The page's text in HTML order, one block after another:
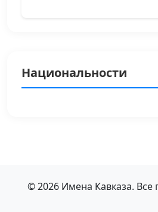
Национальности
© 2026 Имена Кавказа.